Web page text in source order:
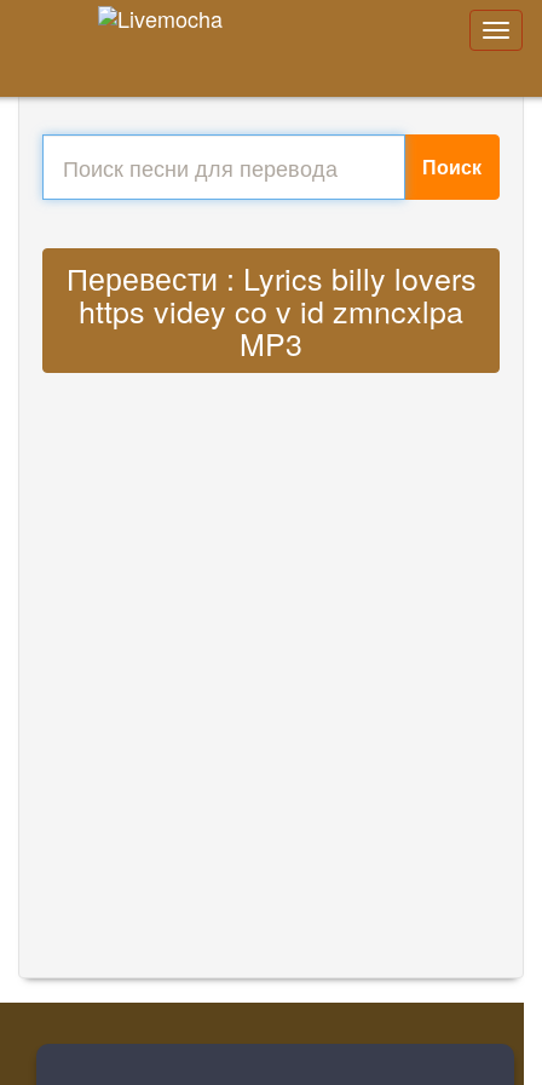
Поиск
Перевести : Lyrics billy lovers
https videy co v id zmncxlpa
MP3